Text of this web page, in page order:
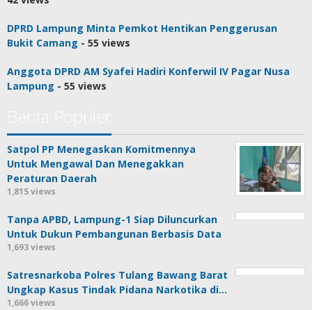
DPRD Lampung Minta Pemkot Hentikan Penggerusan
Bukit Camang - 55 views
Anggota DPRD AM Syafei Hadiri Konferwil IV Pagar Nusa
Lampung - 55 views
Satpol PP Menegaskan Komitmennya
Untuk Mengawal Dan Menegakkan
Peraturan Daerah
1,815 views
Tanpa APBD, Lampung-1 Siap Diluncurkan
Untuk Dukun Pembangunan Berbasis Data
1,693 views
Satresnarkoba Polres Tulang Bawang Barat
Ungkap Kasus Tindak Pidana Narkotika di…
1,666 views